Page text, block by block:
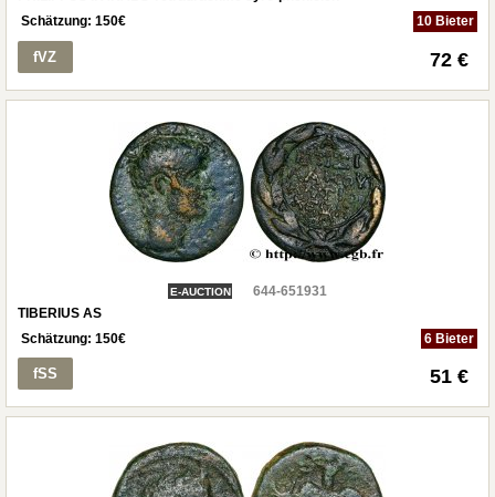
Schätzung: 150€ 10 Bieter
fVZ 72 €
E-AUCTION
644-651931
TIBERIUS AS
Schätzung: 150€ 6 Bieter
fSS 51 €